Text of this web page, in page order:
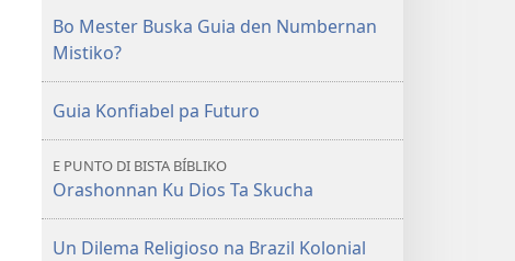
Bo Mester Buska Guia den Numbernan
Mistiko?
Guia Konfiabel pa Futuro
E PUNTO DI BISTA BÍBLIKO
Orashonnan Ku Dios Ta Skucha
Un Dilema Religioso na Brazil Kolonial